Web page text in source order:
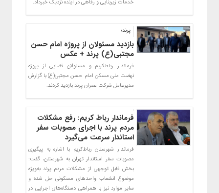
خدمات زیربنایی و رفاهی در آینده نزدیک خبرداد.
پرند؛
بازدید مسئولان از پروژه امام حسن
مجتبی(ع) پرند + عکس
فرماندار رباط‌کریم و مسئولان قضایی از پروژه
نهضت ملی مسکن امام حسن مجتبی(ع) با گزارش
مدیرعامل شرکت عمران پرند بازدید کردند.
فرماندار رباط‌ کریم: رفع مشکلات
مردم پرند با اجرای مصوبات سفر
استاندار سرعت می‌گیرد
فرماندار شهرستان رباط‌کریم با اشاره به پیگیری
مصوبات سفر استاندار تهران به شهرستان، گفت:
بخش قابل توجهی از مشکلات مردم پرند به‌ویژه
موضوع انشعاب واحدهای مسکونی حل شده و
سایر موارد نیز با همراهی دستگاه‌های اجرایی در